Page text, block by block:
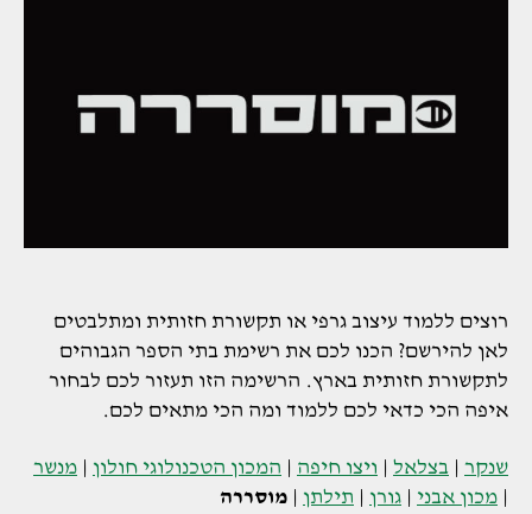
רוצים ללמוד עיצוב גרפי או תקשורת חזותית ומתלבטים
לאן להירשם? הכנו לכם את רשימת בתי הספר הגבוהים
לתקשורת חזותית בארץ. הרשימה הזו תעזור לכם לבחור
איפה הכי כדאי לכם ללמוד ומה הכי מתאים לכם.
שנקר | בצלאל | ויצו חיפה | המכון הטכנולוגי חולון | מנשר
| מכון אבני | גורן | תילתן | מוסררה